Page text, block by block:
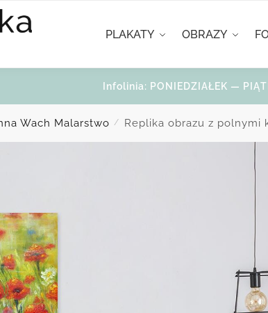
PLAKATY OBRAZY
Infolinia: PONIEDZIAŁEK —
Wach Malarstwo / Replika obrazu z polnymi